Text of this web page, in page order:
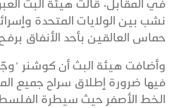
في المقابل، قالت هيئة البث
نشب بين الولايات المتحدة
حماس العالقين بأحد الأنفاق
وأضافت هيئة البث أن كوشنر
فيها ضرورة إطلاق سراح جميع
الخط الأصفر حيث سيطرة